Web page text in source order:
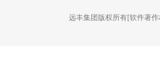
远丰集团版权所有[软件著